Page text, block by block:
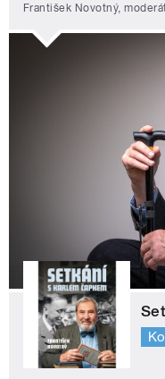
František Novotný,